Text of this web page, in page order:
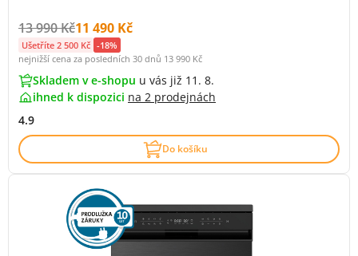
Původní cena s DPH:
13 990 KčCena s DPH:
11 490 Kč
Ušetříte 2 500 Kč -18%
nejnižší cena za posledních 30 dnů 13 990 Kč
Skladem v e-shopu u vás již 11. 8.
ihned k dispozici na 2 prodejnách
4.9
Do košíku